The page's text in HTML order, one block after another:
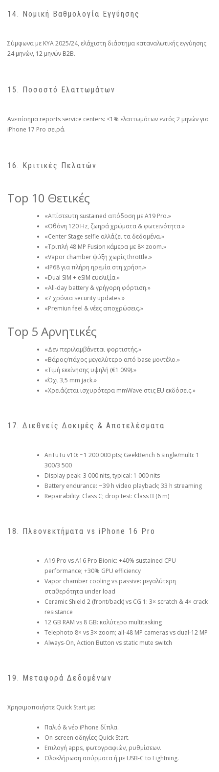
14. Νομική Βαθμολογία Εγγύησης
Σύμφωνα με ΚΥΑ 2025/24, ελάχιστη διάστημα καταναλωτικής εγγύησης
24 μηνών, 12 μηνών B2B.
15. Ποσοστό Ελαττωμάτων
Ανεπίσημα reports service centers: <1% ελαττωμάτων εντός 2 μηνών για
iPhone 17 Pro σειρά.
16. Κριτικές Πελατών
Top 10 Θετικές
«Απίστευτη sustained απόδοση με A19 Pro.»
«Οθόνη 120 Hz, ζωηρά χρώματα & φωτεινότητα.»
«Center Stage selfie αλλάζει τα δεδομένα.»
«Τριπλή 48 MP Fusion κάμερα με 8× zoom.»
«Vapor chamber ψύξη χωρίς throttle.»
«IP68 για πλήρη ηρεμία στη χρήση.»
«Dual SIM + eSIM ευελιξία.»
«All-day battery & γρήγορη φόρτιση.»
«7 χρόνια security updates.»
«Premiun feel & νέες αποχρώσεις.»
Top 5 Αρνητικές
«Δεν περιλαμβάνεται φορτιστής.»
«Βάρος/πάχος μεγαλύτερο από base μοντέλο.»
«Τιμή εκκίνησης υψηλή (€1 099).»
«Όχι 3,5 mm jack.»
«Χρειάζεται ισχυρότερα mmWave στις EU εκδόσεις.»
17. Διεθνείς Δοκιμές & Αποτελέσματα
AnTuTu v10: ~1 200 000 pts; GeekBench 6 single/multi: 1
300/3 500
Display peak: 3 000 nits, typical: 1 000 nits
Battery endurance: ~39 h video playback; 33 h streaming
Repairability: Class C; drop test: Class B (6 m)
18. Πλεονεκτήματα vs iPhone 16 Pro
A19 Pro vs A16 Pro Bionic: +40% sustained CPU
performance; +30% GPU efficiency
Vapor chamber cooling vs passive: μεγαλύτερη
σταθερότητα under load
Ceramic Shield 2 (front/back) vs CG 1: 3× scratch & 4× crack
resistance
12 GB RAM vs 8 GB: καλύτερο multitasking
Telephoto 8× vs 3× zoom; all-48 MP cameras vs dual-12 MP
Always-On, Action Button vs static mute switch
19. Μεταφορά Δεδομένων
Χρησιμοποιήστε Quick Start με:
Παλιό & νέο iPhone δίπλα.
On-screen οδηγίες Quick Start.
Επιλογή apps, φωτογραφιών, ρυθμίσεων.
Ολοκλήρωση ασύρματα ή με USB-C to Lightning.